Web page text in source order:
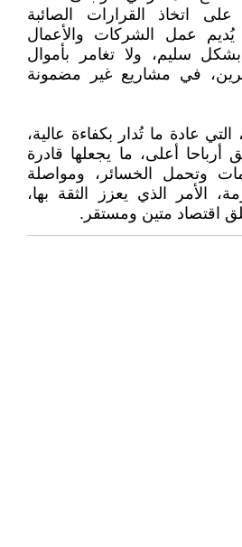
على اتخاذ القرارات الصائبة
يُديم عمل الشركات والأعمال
سليم، ولا تغامر بأموال
في مشاريع غير مضمونة
التي عادة ما تُدار بكفاءة عالية،
أرباحا أعلى، ما يجعلها قادرة
وتحمل الخسائر، ومواصلة
الأمر الذي يعزز الثقة بها،
اقتصاد متين ومستقر.